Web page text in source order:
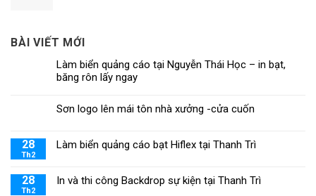
BÀI VIẾT MỚI
Làm biển quảng cáo tại Nguyễn Thái Học – in bạt,
băng rôn lấy ngay
Sơn logo lên mái tôn nhà xưởng -cửa cuốn
28
Th2
Làm biển quảng cáo bạt Hiflex tại Thanh Trì
28
Th2
In và thi công Backdrop sự kiện tại Thanh Trì